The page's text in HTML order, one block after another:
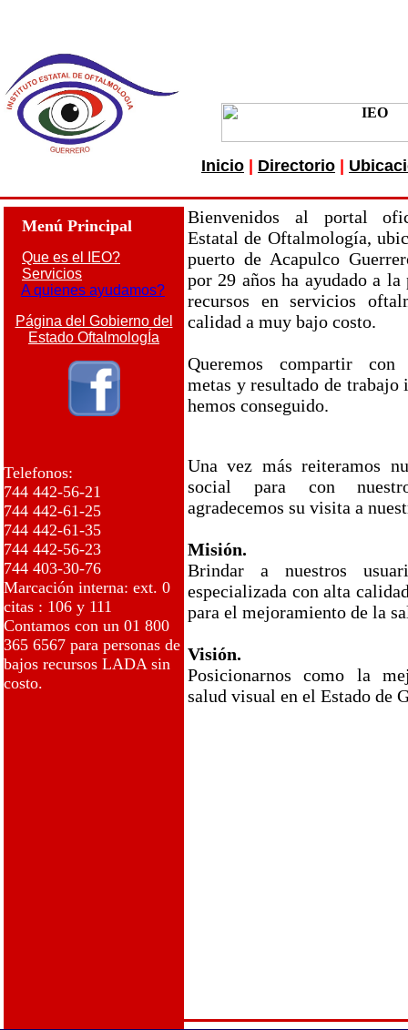
Inicio Directorio
Menú Principal
Que es el IEO?
Servicios
A quienes ayudamos?
Página del Gobierno del
Estado OftalmologÍa
Telefonos:
744 442-56-21
744 442-61-25
744 442-61-35
744 442-56-23
744 403-30-76
Marcación interna: ext. 0
citas : 106 y 111
Contamos con un 01 800
365 6567 para personas de
bajos recursos LADA sin
costo.
Bienvenidos al portal
Estatal de Oftalmología,
puerto de Acapulco
por 29 años ha ayudado a
recursos en servicios
calidad a muy bajo costo.
Queremos compartir con
metas y resultado de
hemos conseguido.
Una vez más reiteramos
social para con
agradecemos su visita a
Misión.
Brindar a nuestros
especializada con alta
para el mejoramiento de la
Visión.
Posicionarnos como la
salud visual en el Estado de